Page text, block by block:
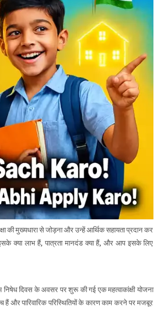
की मुख्यधारा से जोड़ना और उन्हें आर्थिक सहायता प्रदान कर
क्या लाभ हैं, पात्रता मानदंड क्या हैं, और आप इसके लिए
निषेध दिवस के अवसर पर शुरू की गई एक महत्वाकांक्षी योजना
और पारिवारिक परिस्थितियों के कारण काम करने पर मजबूर